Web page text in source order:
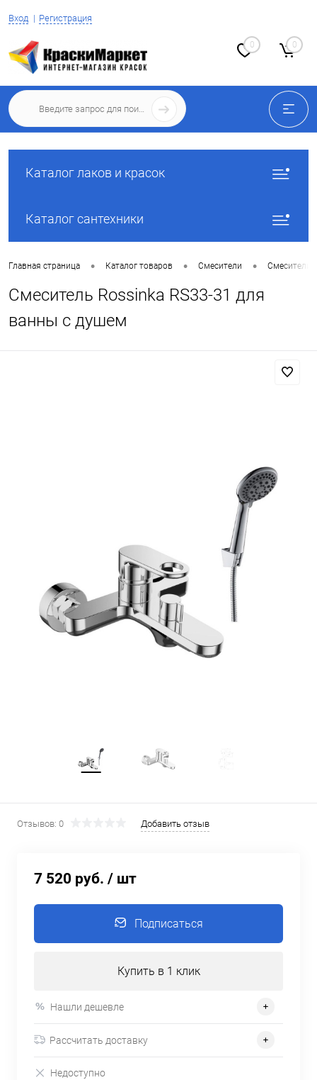
Вход Регистрация
0 0
Каталог лаков и красок
Каталог сантехники
Главная страница • Каталог товаров • Смесители • Смесители
Смеситель Rossinka RS33-31 для
ванны с душем
Отзывов: 0 Добавить отзыв
7 520 руб. / шт
Подписаться
Купить в 1 клик
Нашли дешевле
Рассчитать доставку
Недоступно